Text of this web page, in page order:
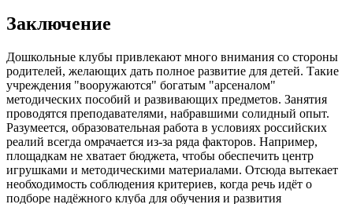
Заключение
Дошкольные клубы привлекают много внимания со стороны
родителей, желающих дать полное развитие для детей. Такие
учреждения "вооружаются" богатым "арсеналом"
методических пособий и развивающих предметов. Занятия
проводятся преподавателями, набравшими солидный опыт.
Разумеется, образовательная работа в условиях российских
реалий всегда омрачается из-за ряда факторов. Например,
площадкам не хватает бюджета, чтобы обеспечить центр
игрушками и методическими материалами. Отсюда вытекает
необходимость соблюдения критериев, когда речь идёт о
подборе надёжного клуба для обучения и развития